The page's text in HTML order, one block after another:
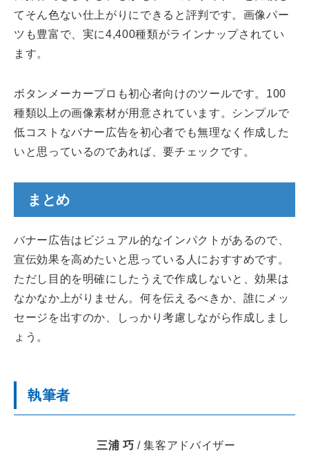
てそん色ない仕上がりにできると評判です。画像パー
ツも豊富で、実に4,400種類がラインナップされてい
ます。
ボタンメーカープロも初心者向けのツールです。100
種類以上の画像素材が用意されています。シンプルで
低コストなバナー広告を初心者でも無理なく作成した
いと思っているのであれば、要チェックです。
まとめ
バナー広告はビジュアル的なインパクトがあるので、
宣伝効果を高めたいと思っている人におすすめです。
ただし目的を明確にしたうえで作成しないと、効果は
なかなか上がりません。何を伝えるべきか、誰にメッ
セージを出すのか、しっかり考慮しながら作成しまし
ょう。
執筆者
三浦 巧 / 集客アドバイザー